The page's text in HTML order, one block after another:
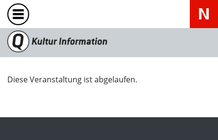
Diese Veranstaltung ist abgelaufen.